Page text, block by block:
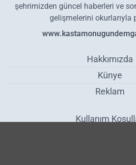
şehrimizden güncel haberleri ve
gelişmelerini okurlarıyla
Hakkımızda
Künye
Reklam
Kullanım